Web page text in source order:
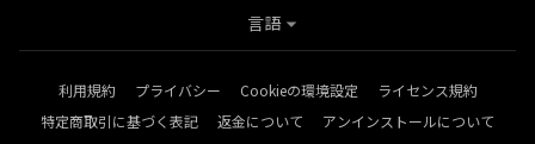
利用規約 プライバシー Cookieの環境設定
ライセンス規約
特定商取引に基づく表記
返金について
アンインストールについて
言語